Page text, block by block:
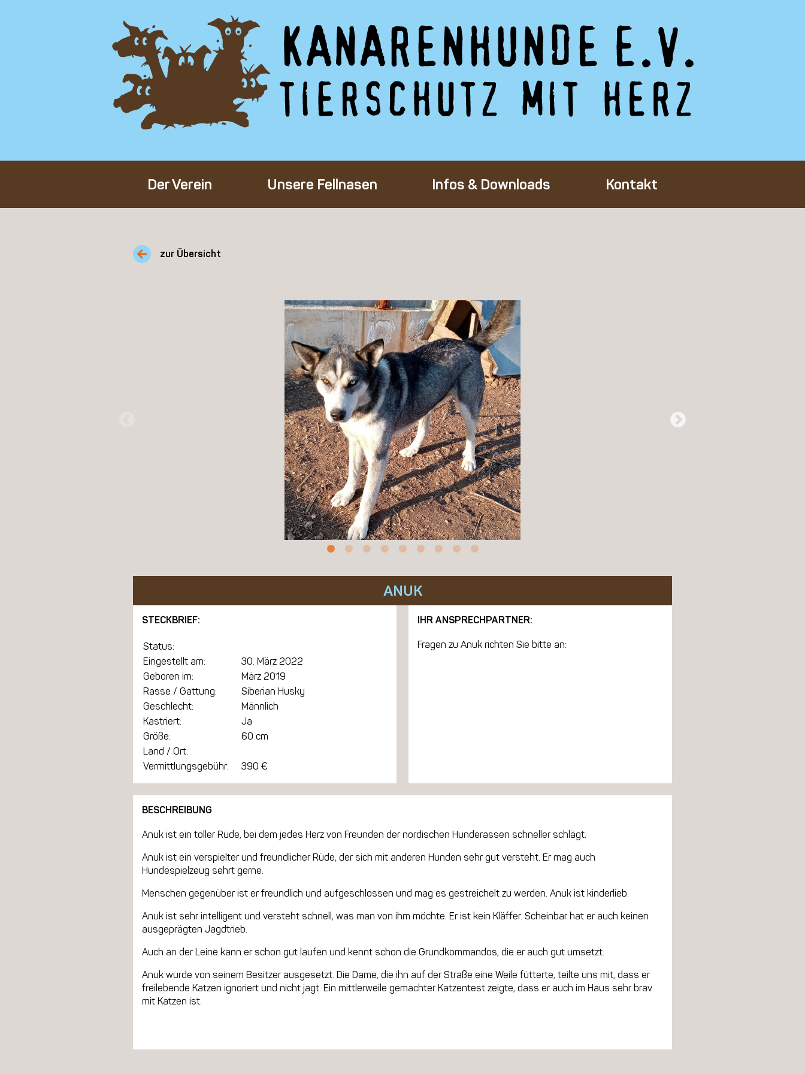
Der Verein
Über den Verein
Unser Team
Unsere Fellnasen
Alle Hunde
Infos & Downloads
Adoption eines Tieres
Pflegestelle
Mitgliedschaft
Spenden
Kontakt
zur Übersicht
ANUK
STECKBRIEF:
Status:
Eingestellt am:
30. März 2022
Geboren im:
März 2019
Rasse / Gattung:
Siberian Husky
Geschlecht:
Männlich
Kastriert:
Ja
Größe:
60 cm
Land / Ort:
Vermittlungsgebühr:
390 €
IHR ANSPRECHPARTNER:
Fragen zu Anuk richten Sie bitte an:
BESCHREIBUNG
Anuk ist ein toller Rüde, bei dem jedes Herz von Freunden der nordischen Hunderassen schneller schlägt.
Anuk ist ein verspielter und freundlicher Rüde, der sich mit anderen Hunden sehr gut versteht. Er mag auch
Hundespielzeug sehrt gerne.
Menschen gegenüber ist er freundlich und aufgeschlossen und mag es gestreichelt zu werden. Anuk ist kinderlieb.
Anuk ist sehr intelligent und versteht schnell, was man von ihm möchte. Er ist kein Kläffer. Scheinbar hat er auch keinen
ausgeprägten Jagdtrieb.
Auch an der Leine kann er schon gut laufen und kennt schon die Grundkommandos, die er auch gut umsetzt.
Anuk wurde von seinem Besitzer ausgesetzt. Die Dame, die ihn auf der Straße eine Weile fütterte, teilte uns mit, dass er
freilebende Katzen ignoriert und nicht jagt. Ein mittlerweile gemachter Katzentest zeigte, dass er auch im Haus sehr brav
mit Katzen ist.